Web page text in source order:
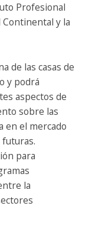
Profesional
Continental y la
de las casas de
y podrá
aspectos de
sobre las
en el mercado
para
la